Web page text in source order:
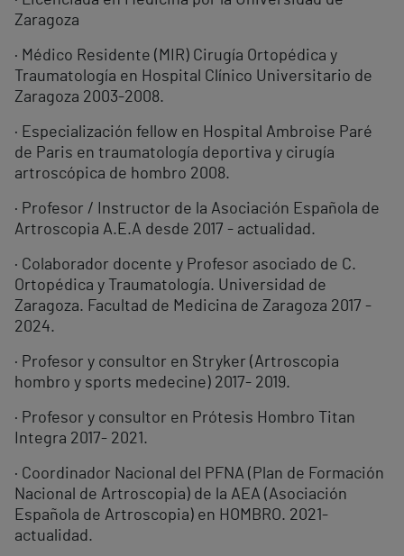
Zaragoza
· Médico Residente (MIR) Cirugía Ortopédica y
Traumatología en Hospital Clínico Universitario de
Zaragoza 2003-2008.
· Especialización fellow en Hospital Ambroise Paré
de Paris en traumatología deportiva y cirugía
artroscópica de hombro 2008.
· Profesor / Instructor de la Asociación Española de
Artroscopia A.E.A desde 2017 - actualidad.
· Colaborador docente y Profesor asociado de C.
Ortopédica y Traumatología. Universidad de
Zaragoza. Facultad de Medicina de Zaragoza 2017 -
2024.
· Profesor y consultor en Stryker (Artroscopia
hombro y sports medecine) 2017- 2019.
· Profesor y consultor en Prótesis Hombro Titan
Integra 2017- 2021.
· Coordinador Nacional del PFNA (Plan de Formación
Nacional de Artroscopia) de la AEA (Asociación
Española de Artroscopia) en HOMBRO. 2021-
actualidad.